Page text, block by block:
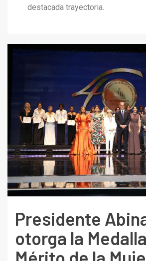
destacada trayectoria.
Presidente
otorga la